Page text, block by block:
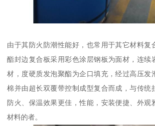
由于其防火防潮性能好，也常用于其它材料复
酯封边复合板采用彩色涂层钢板为面材，连续
材，度硬质发泡聚酯为企口填充，经过高压发
棉并由超长双覆带控制成型复合而成，与传统
防火、保温效果更佳，性能，安装便捷、外观
材料的者。